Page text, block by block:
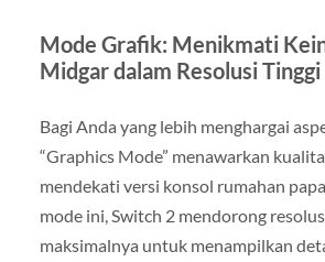
Mode Grafik: Menikmati
Midgar dalam Resolusi Tinggi
Bagi Anda yang lebih menghargai
“Graphics Mode” menawarkan
mendekati versi konsol rumahan
mode ini, Switch 2 mendorong
maksimalnya untuk menampilkan